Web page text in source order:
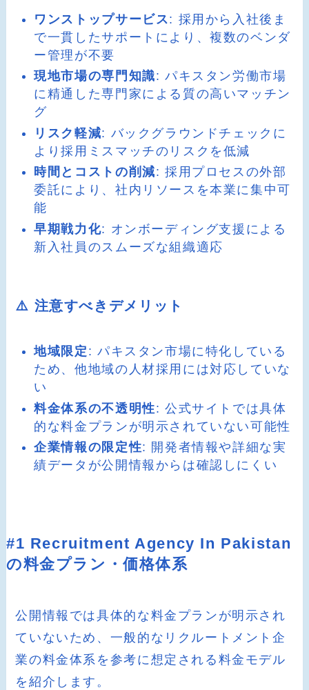
ワンストップサービス: 採用から入社後ま
で一貫したサポートにより、複数のベンダ
ー管理が不要
現地市場の専門知識: パキスタン労働市場
に精通した専門家による質の高いマッチン
グ
リスク軽減: バックグラウンドチェックに
より採用ミスマッチのリスクを低減
時間とコストの削減: 採用プロセスの外部
委託により、社内リソースを本業に集中可
能
早期戦力化: オンボーディング支援による
新入社員のスムーズな組織適応
⚠️ 注意すべきデメリット
地域限定 : パキスタン市場に特化している
ため、他地域の人材採用には対応していな
い
料金体系の不透明性: 公式サイトでは具体
的な料金プランが明示されていない可能性
企業情報の限定性: 開発者情報や詳細な実
績データが公開情報からは確認しにくい
#1 Recruitment Agency In Pakistan
の料金プラン・価格体系
公開情報では具体的な料金プランが明示され
ていないため、一般的なリクルートメント企
業の料金体系を参考に想定される料金モデル
を紹介します。